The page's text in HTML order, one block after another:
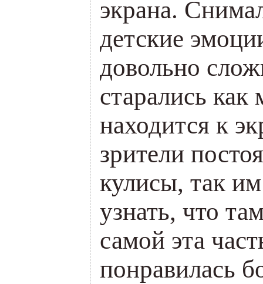
экрана.
детские
довольно
старались
находится к
зрители
кулисы, так
узнать, что
самой эта
понравилась